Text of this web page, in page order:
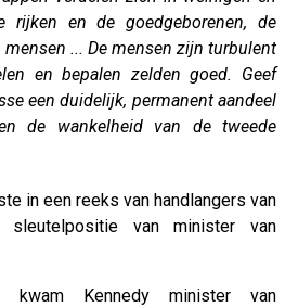
rijken en de goedgeborenen, de
... De mensen zijn turbulent
en bepalen zelden goed. Geef
een duidelijk, permanent aandeel
de wankelheid van de tweede
in een reeks van handlangers van
van minister van
Kennedy minister van